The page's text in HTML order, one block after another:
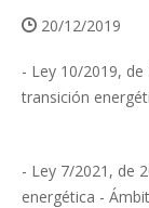
20/12/2019
- Ley 10/2019,
transición
- Ley 7/2021, de
energética -